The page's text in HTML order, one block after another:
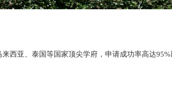
西亚、泰国等国家顶尖学府，申请成功率高达